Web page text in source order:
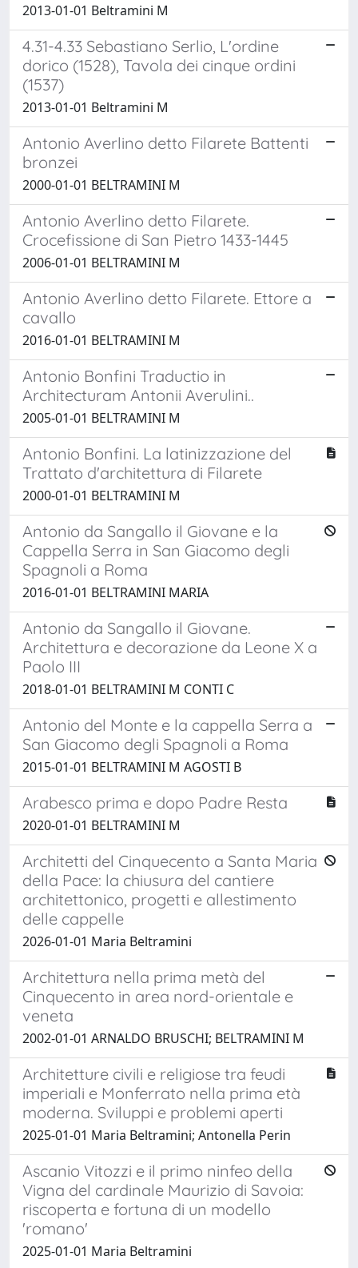
2013-01-01 Beltramini M
4.31-4.33 Sebastiano Serlio, L'ordine
dorico (1528), Tavola dei cinque ordini
(1537)
2013-01-01 Beltramini M
Antonio Averlino detto Filarete Battenti
bronzei
2000-01-01 BELTRAMINI M
Antonio Averlino detto Filarete.
Crocefissione di San Pietro 1433-1445
2006-01-01 BELTRAMINI M
Antonio Averlino detto Filarete. Ettore a
cavallo
2016-01-01 BELTRAMINI M
Antonio Bonfini Traductio in
Architecturam Antonii Averulini..
2005-01-01 BELTRAMINI M
Antonio Bonfini. La latinizzazione del
Trattato d'architettura di Filarete
2000-01-01 BELTRAMINI M
Antonio da Sangallo il Giovane e la
Cappella Serra in San Giacomo degli
Spagnoli a Roma
2016-01-01 BELTRAMINI MARIA
Antonio da Sangallo il Giovane.
Architettura e decorazione da Leone X a
Paolo III
2018-01-01 BELTRAMINI M CONTI C
Antonio del Monte e la cappella Serra a
San Giacomo degli Spagnoli a Roma
2015-01-01 BELTRAMINI M AGOSTI B
Arabesco prima e dopo Padre Resta
2020-01-01 BELTRAMINI M
Architetti del Cinquecento a Santa Maria
della Pace: la chiusura del cantiere
architettonico, progetti e allestimento
delle cappelle
2026-01-01 Maria Beltramini
Architettura nella prima metà del
Cinquecento in area nord-orientale e
veneta
2002-01-01 ARNALDO BRUSCHI; BELTRAMINI M
Architetture civili e religiose tra feudi
imperiali e Monferrato nella prima età
moderna. Sviluppi e problemi aperti
2025-01-01 Maria Beltramini; Antonella Perin
Ascanio Vitozzi e il primo ninfeo della
Vigna del cardinale Maurizio di Savoia:
riscoperta e fortuna di un modello
'romano'
2025-01-01 Maria Beltramini